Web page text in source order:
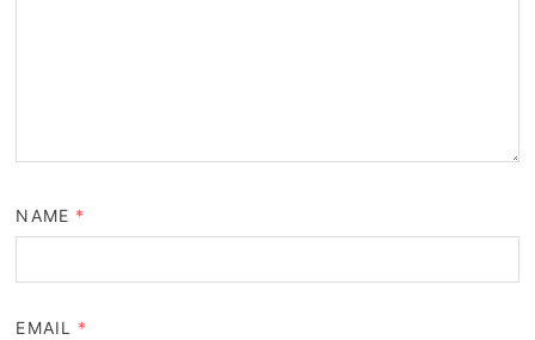
NAME *
EMAIL *